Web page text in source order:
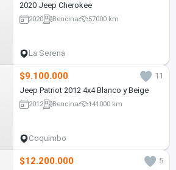
2020 Jeep Cherokee
2020 Bencina 57000 km
La Serena
$9.100.000
11
Jeep Patriot 2012 4x4 Blanco y Beige
2012 Bencina 141000 km
Coquimbo
$12.200.000
5